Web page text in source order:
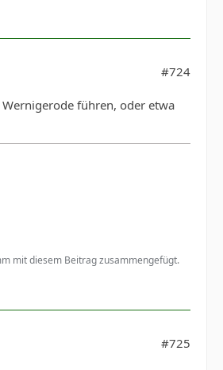
#724
führen, oder etwa
mit diesem Beitrag zusammengefügt.
#725